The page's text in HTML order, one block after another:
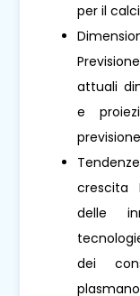
per il
attuali
e
crescita
delle
dei